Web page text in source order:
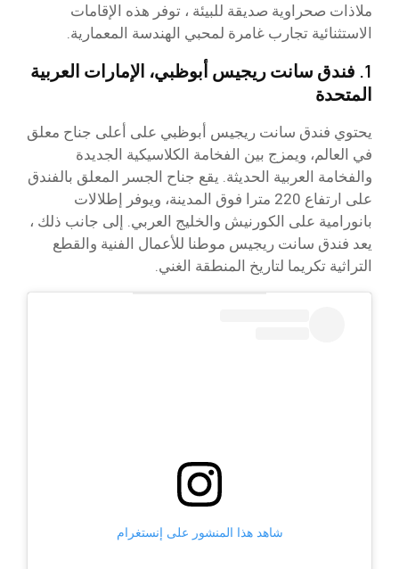
ملاذات صحراوية صديقة للبيئة ، توفر هذه الإقامات
الاستثنائية تجارب غامرة لمحبي الهندسة المعمارية.
1. فندق سانت ريجيس أبوظبي، الإمارات العربية
المتحدة
يحتوي فندق سانت ريجيس أبوظبي على أعلى جناح معلق
في العالم، ويمزج بين الفخامة الكلاسيكية الجديدة
والفخامة العربية الحديثة. يقع جناح الجسر المعلق بالفندق
على ارتفاع 220 مترا فوق المدينة، ويوفر إطلالات
بانورامية على الكورنيش والخليج العربي. إلى جانب ذلك ،
يعد فندق سانت ريجيس موطنا للأعمال الفنية والقطع
التراثية تكريما لتاريخ المنطقة الغني.
شاهد هذا المنشور على إنستغرام